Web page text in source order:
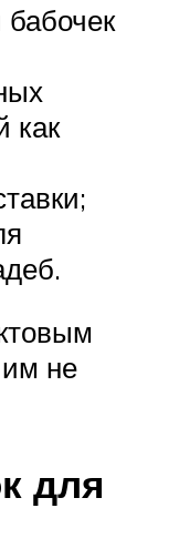
бабочек
как
не
для